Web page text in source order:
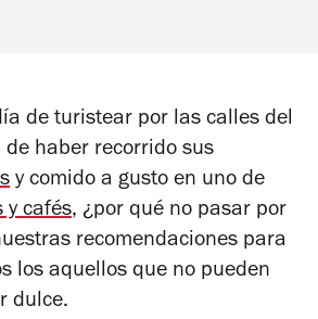
de turistear por las calles del
de haber recorrido sus
y comido a gusto en uno de
y cafés, ¿por qué no pasar por
recomendaciones para
los aquellos que no pueden
dulce.